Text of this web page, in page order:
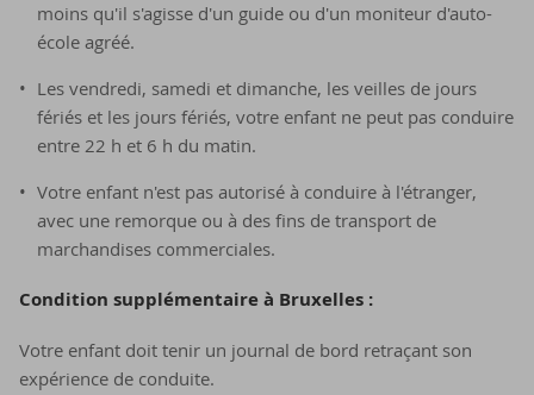
moins qu'il s'agisse d'un guide ou d'un moniteur d'auto-
école agréé.
Les vendredi, samedi et dimanche, les veilles de jours
fériés et les jours fériés, votre enfant ne peut pas conduire
entre 22 h et 6 h du matin.
Votre enfant n'est pas autorisé à conduire à l'étranger,
avec une remorque ou à des fins de transport de
marchandises commerciales.
Condition supplémentaire à Bruxelles :
Votre enfant doit tenir un journal de bord retraçant son
expérience de conduite.